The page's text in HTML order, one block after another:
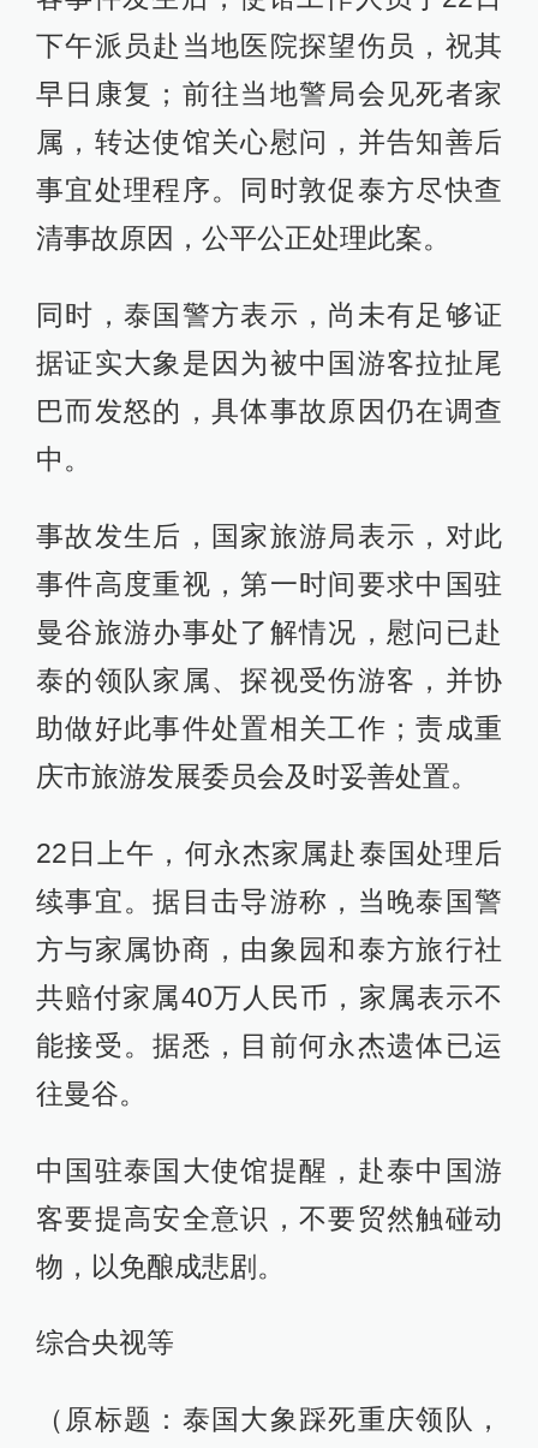
下午派员赴当地医院探望伤员，祝其
早日康复；前往当地警局会见死者家
属，转达使馆关心慰问，并告知善后
事宜处理程序。同时敦促泰方尽快查
清事故原因，公平公正处理此案。
同时，泰国警方表示，尚未有足够证
据证实大象是因为被中国游客拉扯尾
巴而发怒的，具体事故原因仍在调查
中。
事故发生后，国家旅游局表示，对此
事件高度重视，第一时间要求中国驻
曼谷旅游办事处了解情况，慰问已赴
泰的领队家属、探视受伤游客，并协
助做好此事件处置相关工作；责成重
庆市旅游发展委员会及时妥善处置。
22日上午，何永杰家属赴泰国处理后
续事宜。据目击导游称，当晚泰国警
方与家属协商，由象园和泰方旅行社
共赔付家属40万人民币，家属表示不
能接受。据悉，目前何永杰遗体已运
往曼谷。
中国驻泰国大使馆提醒，赴泰中国游
客要提高安全意识，不要贸然触碰动
物，以免酿成悲剧。
综合央视等
（原标题：泰国大象踩死重庆领队，